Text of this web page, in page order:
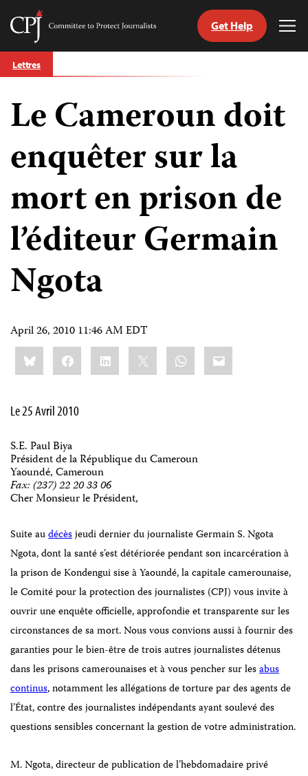
Skip
to
Committee
Journalists
Get Help
Lettres
Le Cameroun doit
enquêter sur la
mort en prison de
l’éditeur Germain
Ngota
April 26, 2010 11:46 AM EDT
Share
this:BlueskyFacebookLinkedIn WhatsApp
Email
Le 25 Avril 2010
S.E. Paul Biya
Président de la République du Cameroun
Yaoundé, Cameroun
Fax: (237) 22 20 33 06
Cher Monsieur le Président,
Suite audécèsjeudi dernier du journaliste Germain S. Ngota
Ngota, dont la santé s’est détériorée pendant son incarcération à
la prison de Kondengui sise à Yaoundé, la capitale camerounaise,
le Comité pour la protection des journalistes (CPJ) vous invite à
ouvrir une enquête officielle, approfondie et transparente sur les
circonstances de sa mort. Nous vous convions aussi à fournir des
garanties pour le bien-être de trois autres journalistes détenus
dans les prisons camerounaises et à vous pencher sur lesabus
continus, notamment les allégations de torture par des agents de
l’État, contre des journalistes indépendants ayant soulevé des
questions sensibles concernant la gestion de votre administration.
M.Ngota, directeur de publication de l’hebdomadaire privé